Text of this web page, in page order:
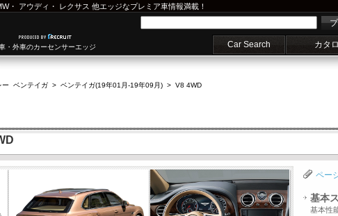
・ アウディ ・ レクサス 他エッジなプレミア車情報満載！
・外車のカーセンサーエッジ Car Search カタ
ー ベンテイガ > ベンテイガ(19年01月-19年09月) > V8 4WD
ペー
基本
基本性